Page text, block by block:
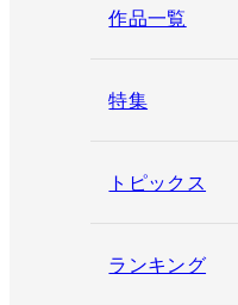
作品一覧
特集
トピックス
ランキング